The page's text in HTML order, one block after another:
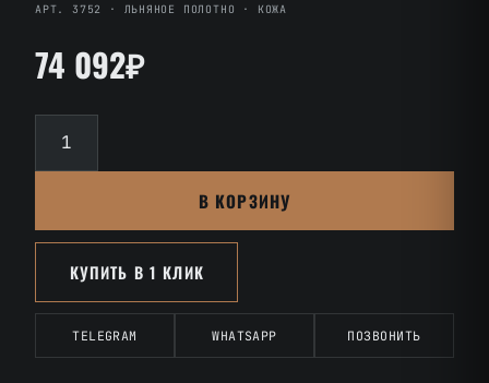
АРТ. 3752 · ЛЬНЯНОЕ ПОЛОТНО · КОЖА
74 092₽
товара
Светлый»
В КОРЗИНУ
КУПИТЬ В 1 КЛИК
TELEGRAM WHATSAPP ПОЗВОНИТЬ